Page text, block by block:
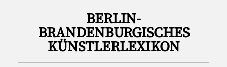
BERLIN-
BRANDENBURGISCHES
KÜNSTLERLEXIKON